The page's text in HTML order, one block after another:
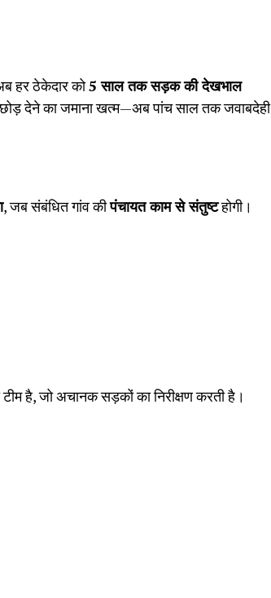
हर ठेकेदार को5साल तक सड़क की देखभाल
देने का जमाना खत्म—अब पांच साल तक जवाबदेही
, जब संबंधित गांव कीपंचायत काम से संतुष्टहोगी।
है, जो अचानक सड़कों का निरीक्षण करती है।